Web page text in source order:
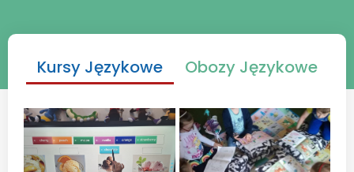
Kursy Językowe Obozy Językowe